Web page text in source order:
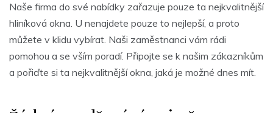
Naše firma do své nabídky zařazuje pouze ta nejkvalitnější
hliníková okna. U nenajdete pouze to nejlepší, a proto
můžete v klidu vybírat. Naši zaměstnanci vám rádi
pomohou a se vším poradí. Připojte se k našim zákazníkům
a pořiďte si ta nejkvalitnější okna, jaká je možné dnes mít.